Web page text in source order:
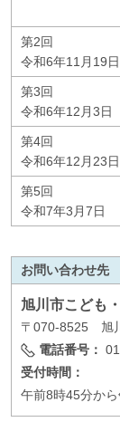
第2回
令和6年11月19日
第3回
令和6年12月3日
第4回
令和6年12月23日
第5回
令和7年3月7日
お問い合わせ先
旭川市こども
〒070-8525 旭
電話番号：
受付時間：
午前8時45分か